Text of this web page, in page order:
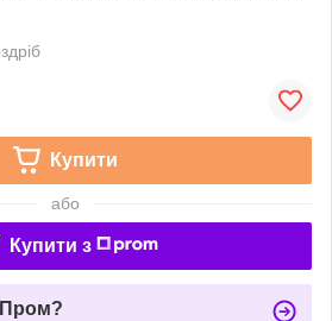
Купити
або
Купити з
Пром?